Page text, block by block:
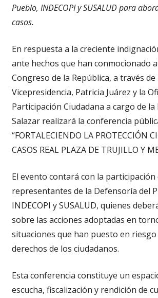
Pueblo, INDECOPI y SUSALUD para
casos.
En respuesta a la creciente
ante hechos que han conmocionado
Congreso de la República, a través
Vicepresidencia, Patricia Juárez y la
Participación Ciudadana a cargo de
Salazar realizará la conferencia
“FORTALECIENDO LA PROTECCIÓN
CASOS REAL PLAZA DE TRUJILLO Y
El evento contará con la participación
representantes de la Defensoría del
INDECOPI y SUSALUD, quienes
sobre las acciones adoptadas en
situaciones que han puesto en riesgo
derechos de los ciudadanos.
Esta conferencia constituye un
escucha, fiscalización y rendición de